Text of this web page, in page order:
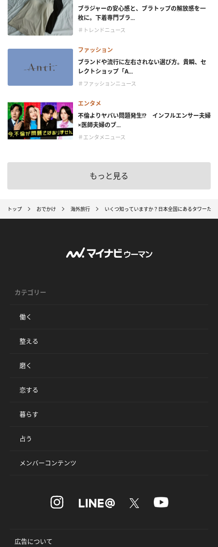
ブラジャーの安心感と、ブラトップの解放感を一
枚に。下着専門ブラ...
＃トレンドニュース
ファッション
ブランドや流行に左右されない選び方。貴瞬、セ
レクトショップ「A...
＃ファッションニュース
エンタメ
不倫よりヤバい問題発生!? インフルエンサー夫婦
×医師夫婦のブ...
＃エンタメニュース
もっと見る
トップ おでかけ 海外旅行 いくつ知っていますか？日本全国にあるタワーたち
カテゴリー
働く
整える
磨く
恋する
暮らす
占う
メンバーコンテンツ
広告について